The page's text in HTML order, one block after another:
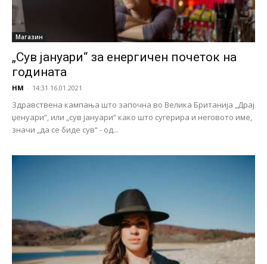
Магазин
„Сув јануари“ за енергичен почеток на
годината
НМ - 14:31 16.01.2021
Здравствена кампања што започна во Велика Британија „Драј
џенуари“, или „сув јануари“ како што сугерира и неговото име,
значи „да се биде сув“ - од...